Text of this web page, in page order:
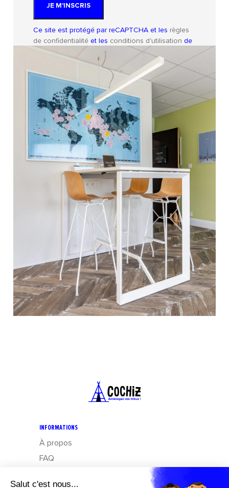
JE M'INSCRIS
Ce site est protégé par reCAPTCHA et les règles
de confidentialitéet les conditions d'utilisation de
Google s'appliquent.
INFORMATIONS
À propos
FAQ